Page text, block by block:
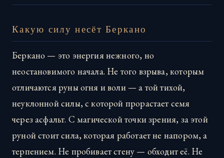
Какую силу несёт Беркано
Беркано — это энергия нежного, но
неостановимого начала. Не того взрыва, которым
отличаются руны огня и воли — а той тихой,
неуклонной силы, с которой прорастает семя
через асфальт. С магической точки зрения, за этой
руной стоит сила, которая работает не напором, а
терпением. Не пробивает стену — обходит её. Не